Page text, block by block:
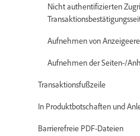
Nicht authentifizierten
Aufnehmen von
Aufnehmen der Seiten-/
Transaktionsfußzeile
In Produktbotschaften und
Barrierefreie PDF-Dateien